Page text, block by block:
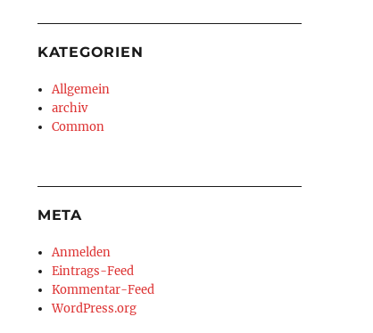
KATEGORIEN
Allgemein
archiv
Common
META
Anmelden
Eintrags-Feed
Kommentar-Feed
WordPress.org